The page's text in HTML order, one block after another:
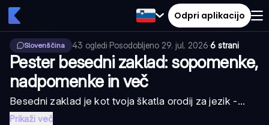
Odpri aplikacijo
Slovenščina 43 ogledi·Posodobljeno 29. jul. 2026·6 strani
Pester besedni zaklad: sopomenke,
nadpomenke in več
Besedni zaklad je kot tvoja škatla orodij za jezik -...
Prikaži več